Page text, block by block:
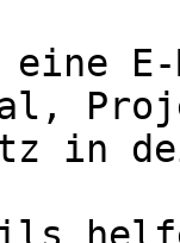
eine
in